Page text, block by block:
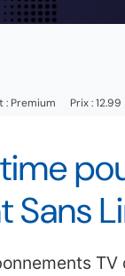
: Premium Prix : 12.99
Sans